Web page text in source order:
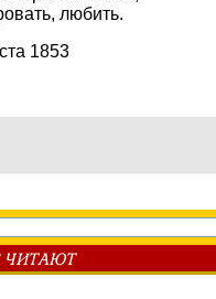
любить.
1853
ЧИТАЮТ